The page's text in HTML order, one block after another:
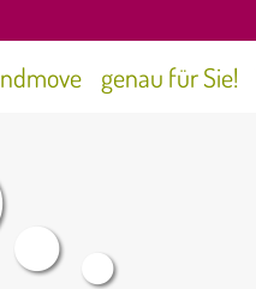
genau für Sie!